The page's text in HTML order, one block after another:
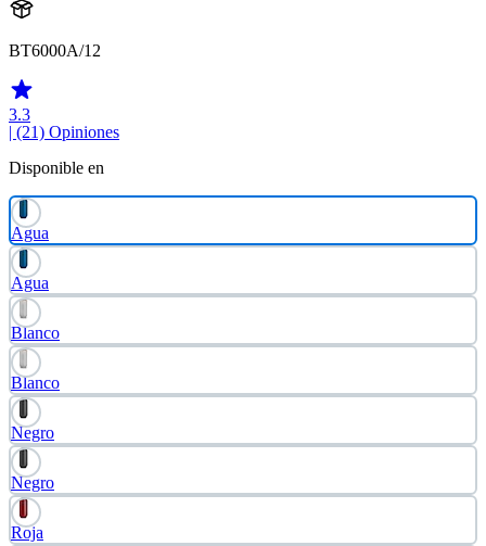
BT6000A/12
3.3
| (21) Opiniones
Disponible en
Agua
Agua
Blanco
Blanco
Negro
Negro
Roja